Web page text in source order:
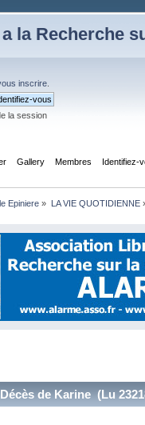
la Recherche
inscrire
la session
Gallery Membres Identifiez-
Epiniere » LA VIE QUOTIDIENNE
de Karine (Lu